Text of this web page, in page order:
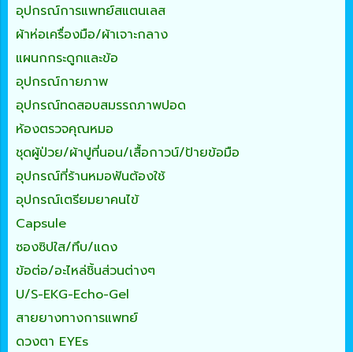
อุปกรณ์การแพทย์สแตนเลส
ผ้าห่อเครื่องมือ/ผ้าเจาะกลาง
แผนกกระดูกและข้อ
อุปกรณ์กายภาพ
อุปกรณ์ทดสอบสมรรถภาพปอด
ห้องตรวจคุณหมอ
ชุดผู้ป่วย/ผ้าปูที่นอน/เสื้อกาวน์/ป้ายข้อมือ
อุปกรณ์ที่ร้านหมอฟันต้องใช้
อุปกรณ์เตรียมยาคนไข้
Capsule
ซองซิปใส/ทึบ/แดง
ข้อต่อ/อะไหล่ชิ้นส่วนต่างๆ
U/S-EKG-Echo-Gel
สายยางทางการแพทย์
ดวงตา EYEs